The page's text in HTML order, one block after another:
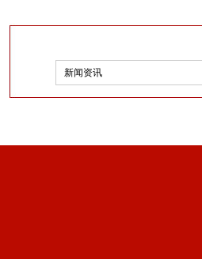
新闻资讯